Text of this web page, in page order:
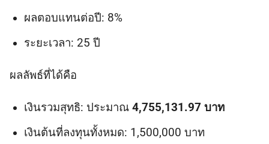
ผลตอบแทนต่อปี: 8%
ระยะเวลา: 25 ปี
ผลลัพธ์ที่ได้คือ
เงินรวมสุทธิ: ประมาณ 4,755,131.97 บาท
เงินต้นที่ลงทุนทั้งหมด: 1,500,000 บาท